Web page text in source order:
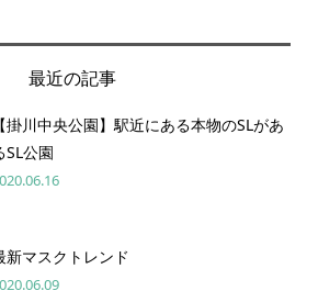
最近の記事
【掛川中央公園】駅近にある本物のSLがあ
SL公園
新マスクトレンド